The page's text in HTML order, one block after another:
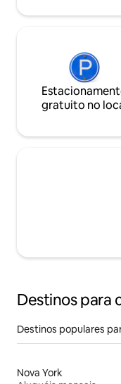
gratuito no
Destinos para
Destinos populares
Nova York